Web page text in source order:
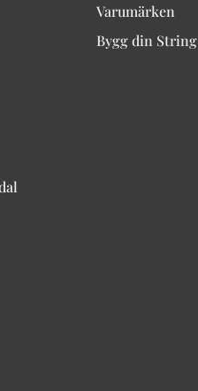
Varumärken
Bygg din String